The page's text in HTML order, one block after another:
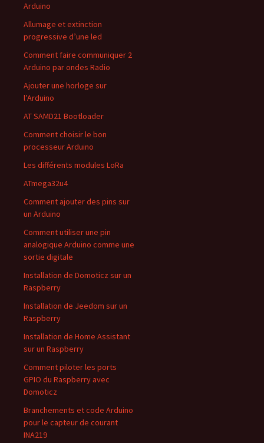
Arduino
Allumage et extinction
progressive d’une led
Comment faire communiquer 2
Arduino par ondes Radio
Ajouter une horloge sur
l’Arduino
AT SAMD21 Bootloader
Comment choisir le bon
processeur Arduino
Les différents modules LoRa
ATmega32u4
Comment ajouter des pins sur
un Arduino
Comment utiliser une pin
analogique Arduino comme une
sortie digitale
Installation de Domoticz sur un
Raspberry
Installation de Jeedom sur un
Raspberry
Installation de Home Assistant
sur un Raspberry
Comment piloter les ports
GPIO du Raspberry avec
Domoticz
Branchements et code Arduino
pour le capteur de courant
INA219